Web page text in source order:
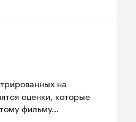
на
оценки, которые
фильму...